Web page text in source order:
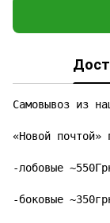
Самовывоз из
«Новой почтой»
-лобовые
-боковые